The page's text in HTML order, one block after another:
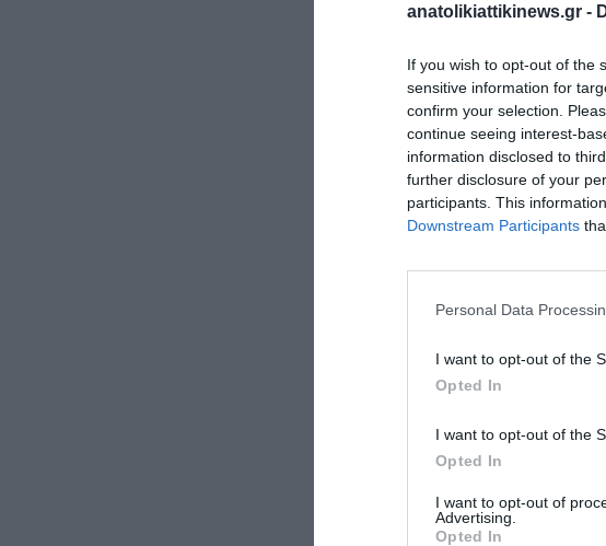
anatolikiattikinews.gr -
If you wish to opt-out of the
sensitive information for
confirm your selection.
continue seeing interest-
information disclosed to
further disclosure of your
participants. This
Downstream Participants
Personal Data
I want to opt-out of the
Opted In
I want to opt-out of the
Opted In
I want to opt-out of
Advertising.
Opted In
Έπειτα από αρκετούς μήνες
ετοιμότητά του.
Το πλοίο θα είναι ανοιχτό
10:00 το πρωί μέχρι τις
Από την Τρίτη 10/9/2024